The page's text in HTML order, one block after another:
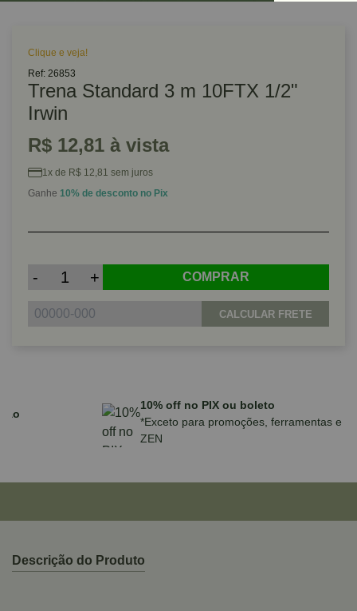
Clique e veja!
Ref: 26853
Trena Standard 3 m 10FTX 1/2"
Irwin
R$ 12,81 à vista
1x de R$ 12,81 sem juros
Ganhe 10% de desconto no Pix
- + COMPRAR
CALCULAR FRETE
Parcele em até 10x sem juros no cartão
para compras acima de R$590,00
Descrição do Produto